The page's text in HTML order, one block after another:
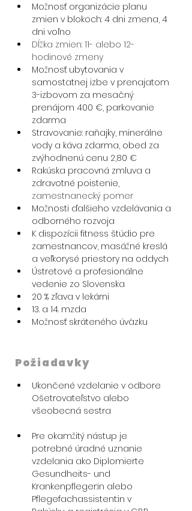
Možnosť organizácie planu
zmien v blokoch: 4 dni zmena, 4
dni voľno
Dĺžka zmien: 11- alebo 12-
hodinové zmeny
Možnosť ubytovania v
samostatnej izbe v prenajatom
3-izbovom za mesačný
prenájom 400 €, parkovanie
zdarma
Stravovanie: raňajky, minerálne
vody a káva zdarma, obed za
zvýhodnenú cenu 2,80 €
Rakúska pracovná zmluva a
zdravotné poistenie,
zamestnanecký pomer
Možnosti ďalšieho vzdelávania a
odborného rozvoja
K dispozícii fitness štúdio pre
zamestnancov, masážné kreslá
a veľkorysé priestory na oddych
Ústretové a profesionálne
vedenie zo Slovenska
20 % zľava v lekárni
13. a 14. mzda
Možnosť skráteného úväzku
Požiadavky
Ukončené vzdelanie v odbore
Ošetrovateľstvo alebo
všeobecná sestra
Pre okamžitý nástup je
potrebné úradné uznanie
vzdelania ako Diplomierte
Gesundheits- und
Krankenpfleger:in alebo
Pflegefachassistent:in v